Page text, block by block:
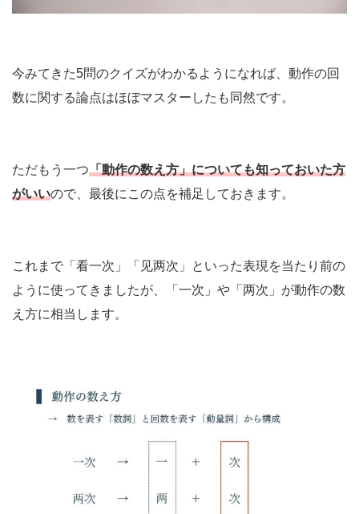
今みてきた5問のクイズがわかるようになれば、動作の回
数に関する論点はほぼマスターしたも同然です。
ただもう一つ「動作の数え方」についても知っておいた方
がいいので、最後にこの点を補足しておきます。
これまで「看一次」「见两次」といった表現を当たり前の
ように使ってきましたが、「一次」や「两次」が動作の数
え方に相当します。